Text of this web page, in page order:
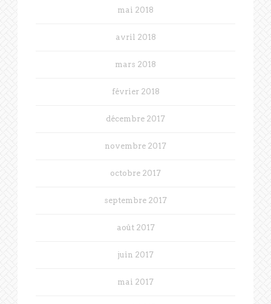
mai 2018
avril 2018
mars 2018
février 2018
décembre 2017
novembre 2017
octobre 2017
septembre 2017
août 2017
juin 2017
mai 2017